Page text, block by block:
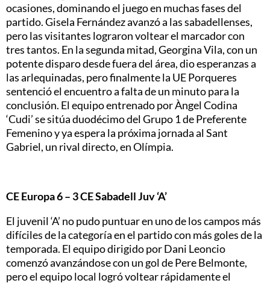
ocasiones, dominando el juego en muchas fases del
partido. Gisela Fernández avanzó a las sabadellenses,
pero las visitantes lograron voltear el marcador con
tres tantos. En la segunda mitad, Georgina Vila, con un
potente disparo desde fuera del área, dio esperanzas a
las arlequinadas, pero finalmente la UE Porqueres
sentenció el encuentro a falta de un minuto para la
conclusión. El equipo entrenado por Àngel Codina
‘Cudi’ se sitúa duodécimo del Grupo 1 de Preferente
Femenino y ya espera la próxima jornada al Sant
Gabriel, un rival directo, en Olímpia.
CE Europa 6 – 3 CE Sabadell Juv ‘A’
El juvenil ‘A’ no pudo puntuar en uno de los campos más
difíciles de la categoría en el partido con más goles de la
temporada. El equipo dirigido por Dani Leoncio
comenzó avanzándose con un gol de Pere Belmonte,
pero el equipo local logró voltear rápidamente el